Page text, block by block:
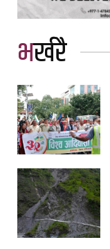
भर्खरै